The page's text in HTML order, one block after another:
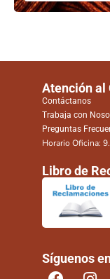
Atención al
Contáctanos
Trabaja con
Preguntas
Horario Oficina:
Libro de
Síguenos